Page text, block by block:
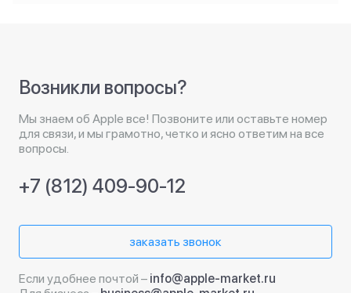
Возникли вопросы?
Мы знаем об Apple все! Позвоните или оставьте номер
для связи, и мы грамотно, четко и ясно ответим на все
вопросы.
+7 (812) 409-90-12
заказать звонок
Если удобнее почтой – info@apple-market.ru